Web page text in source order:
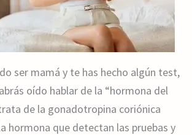
ser mamá y te has hecho algún test,
oído hablar de la “hormona del
de la gonadotropina coriónica
hormona que detectan las pruebas y